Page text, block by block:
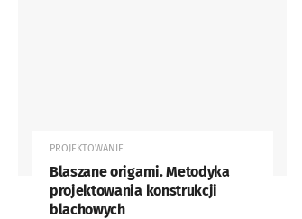
PROJEKTOWANIE
Blaszane origami. Metodyka
projektowania konstrukcji
blachowych